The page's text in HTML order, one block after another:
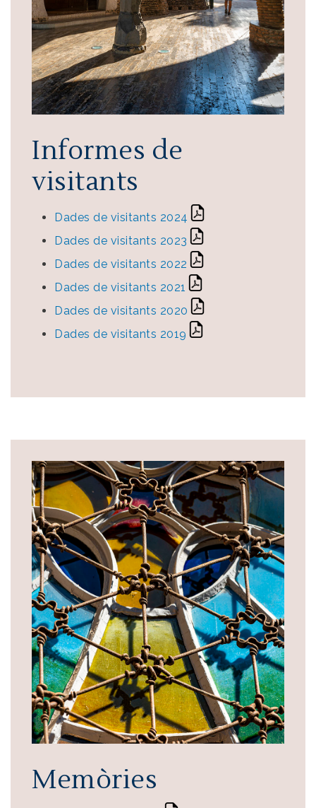
Informes de
visitants
Dades de visitants 2024
Dades de visitants 2023
Dades de visitants 2022
Dades de visitants 2021
Dades de visitants 2020
Dades de visitants 2019
Image
Memòries